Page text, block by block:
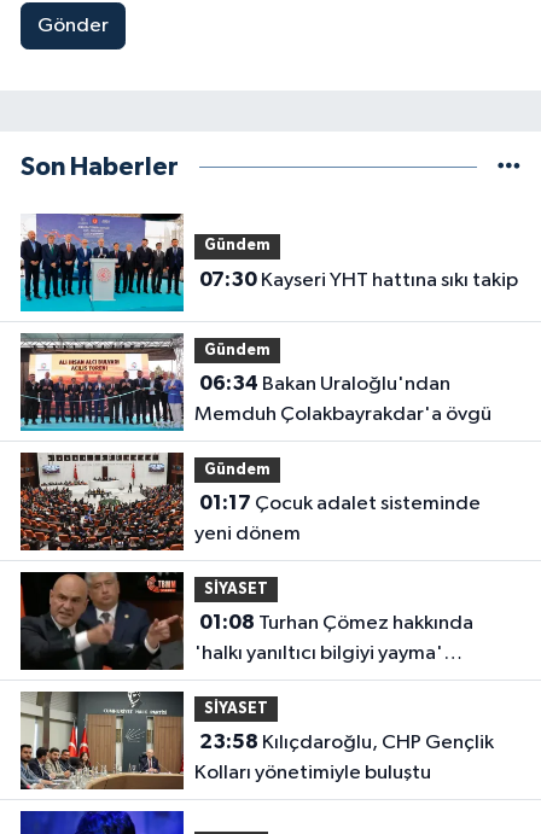
Gönder
Son Haberler
Gündem
07:30 Kayseri YHT hattına sıkı takip
Gündem
06:34
Memduh Çolakbayrakdar'a övgü
Gündem
01:17
yeni dönem
SİYASET
01:08
'halkı yanıltıcı bilgiyi yayma'
soruşturması
SİYASET
23:58
Kolları yönetimiyle buluştu